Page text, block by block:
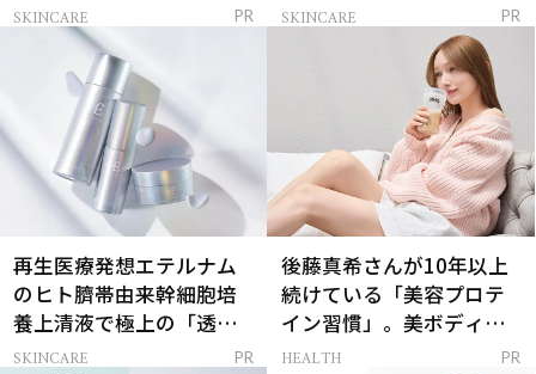
解決
SKINCARE PR SKINCARE PR
再生医療発想エテルナム
のヒト臍帯由来幹細胞培
養上清液で極上の「透明
感ハリ肌」へ
SKINCARE PR
後藤真希さんが10年以上
続けている「美容プロテ
イン習慣」。美ボディを
支える朝ルーティンと
HEALTH PR